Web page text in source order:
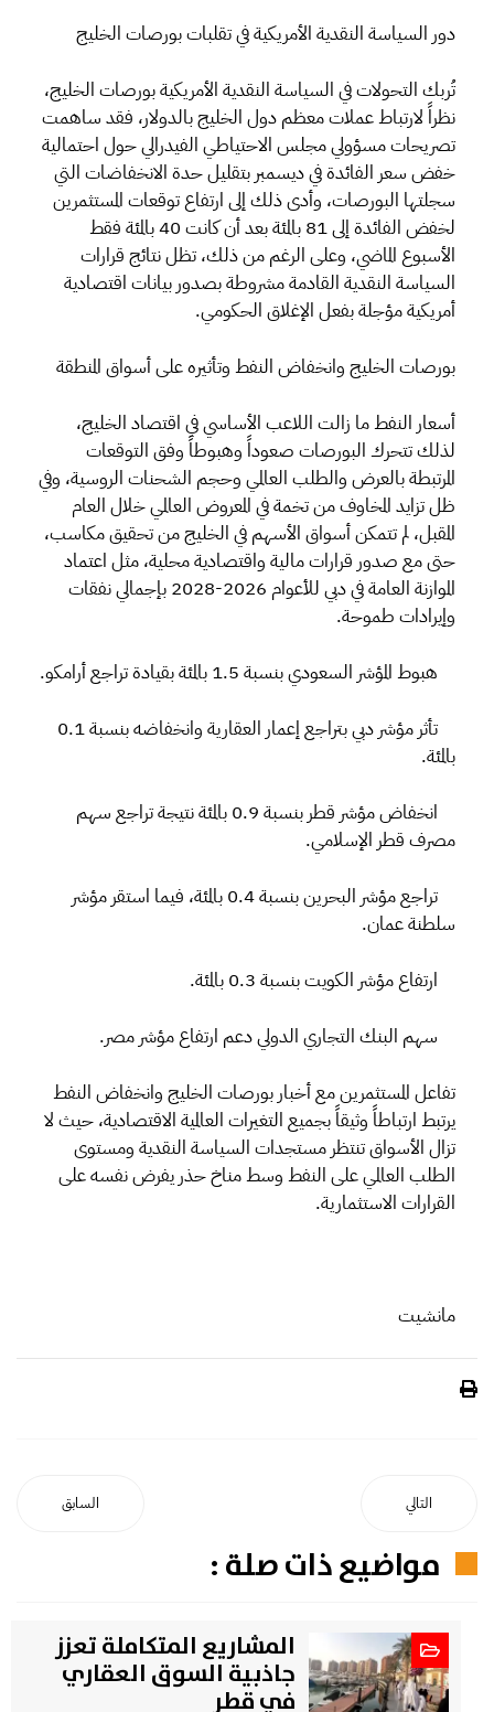
دور السياسة النقدية الأمريكية في تقلبات بورصات الخليج
تُربك التحولات في السياسة النقدية الأمريكية بورصات الخليج،
نظراً لارتباط عملات معظم دول الخليج بالدولار، فقد ساهمت
تصريحات مسؤولي مجلس الاحتياطي الفيدرالي حول احتمالية
خفض سعر الفائدة في ديسمبر بتقليل حدة الانخفاضات التي
سجلتها البورصات، وأدى ذلك إلى ارتفاع توقعات المستثمرين
لخفض الفائدة إلى 81 بالمئة بعد أن كانت 40 بالمئة فقط
الأسبوع الماضي، وعلى الرغم من ذلك، تظل نتائج قرارات
السياسة النقدية القادمة مشروطة بصدور بيانات اقتصادية
أمريكية مؤجلة بفعل الإغلاق الحكومي.
بورصات الخليج وانخفاض النفط وتأثيره على أسواق المنطقة
أسعار النفط ما زالت اللاعب الأساسي في اقتصاد الخليج،
لذلك تتحرك البورصات صعوداً وهبوطاً وفق التوقعات
المرتبطة بالعرض والطلب العالمي وحجم الشحنات الروسية، وفي
ظل تزايد المخاوف من تخمة في المعروض العالمي خلال العام
المقبل، لم تتمكن أسواق الأسهم في الخليج من تحقيق مكاسب،
حتى مع صدور قرارات مالية واقتصادية محلية، مثل اعتماد
الموازنة العامة في دبي للأعوام 2026-2028 بإجمالي نفقات
وإيرادات طموحة.
هبوط المؤشر السعودي بنسبة 1.5 بالمئة بقيادة تراجع أرامكو.
تأثر مؤشر دبي بتراجع إعمار العقارية وانخفاضه بنسبة 0.1
بالمئة.
انخفاض مؤشر قطر بنسبة 0.9 بالمئة نتيجة تراجع سهم
مصرف قطر الإسلامي.
تراجع مؤشر البحرين بنسبة 0.4 بالمئة، فيما استقر مؤشر
سلطنة عمان.
ارتفاع مؤشر الكويت بنسبة 0.3 بالمئة.
سهم البنك التجاري الدولي دعم ارتفاع مؤشر مصر.
تفاعل المستثمرين مع أخبار بورصات الخليج وانخفاض النفط
يرتبط ارتباطاً وثيقاً بجميع التغيرات العالمية الاقتصادية، حيث لا
تزال الأسواق تنتظر مستجدات السياسة النقدية ومستوى
الطلب العالمي على النفط وسط مناخ حذر يفرض نفسه على
القرارات الاستثمارية.
مانشيت
السابق التالي
مواضيع ذات صلة :
المشاريع المتكاملة تعزز
جاذبية السوق العقاري
في قطر